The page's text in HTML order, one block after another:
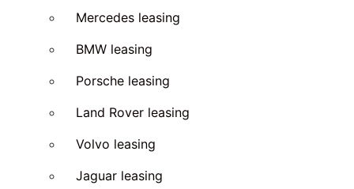
Mercedes leasing
BMW leasing
Porsche leasing
Land Rover leasing
Volvo leasing
Jaguar leasing